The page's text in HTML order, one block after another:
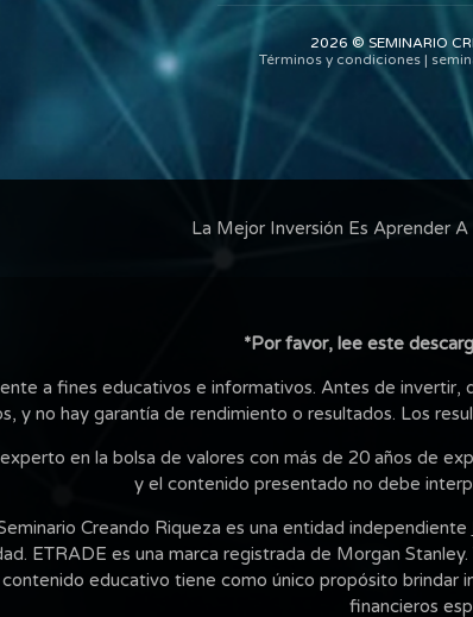
2026 © SEMINARIO
Términos y condiciones |
La Mejor Inversión Es Aprender
*Por favor, lee este
a fines educativos e informativos. Antes de invertir,
y no hay garantía de rendimiento o resultados. Los
en la bolsa de valores con más de 20 años de
y el contenido presentado no debe
Creando Riqueza es una entidad independiente
ETRADE es una marca registrada de Morgan
educativo tiene como único propósito
financieros